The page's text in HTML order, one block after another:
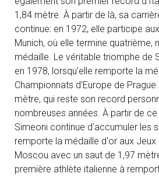
1,84 mètre. À partir de là, sa
continue: en 1972, elle participe
Munich, où elle termine quatrième,
médaille. Le véritable triomphe de
en 1978, lorsqu'elle remporte la
Championnats d'Europe de
mètre, qui reste son record
nombreuses années. À partir de
Simeoni continue d'accumuler les
remporte la médaille d'or aux Jeux
Moscou avec un saut de 1,97
première athlète italienne à